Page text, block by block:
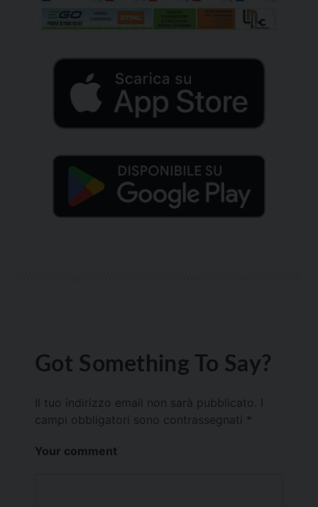
Got Something To Say?
Il tuo indirizzo email non sarà pubblicato.
campi obbligatori sono contrassegnati *
Your comment